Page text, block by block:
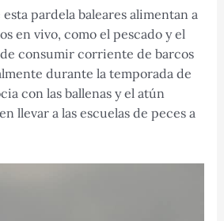
pardela baleares alimentan a
en vivo, como el pescado y el
consumir corriente de barcos
durante la temporada de
con las ballenas y el atún
llevar a las escuelas de peces a